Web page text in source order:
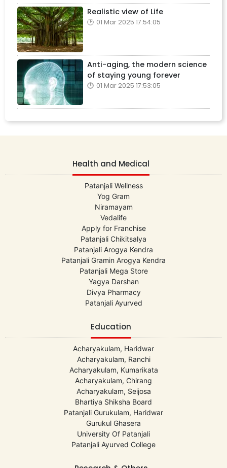
Realistic view of Life
01 Mar 2025 17:54:05
Anti-aging, the modern science
of staying young forever
01 Mar 2025 17:53:05
Health and Medical
Patanjali Wellness
Yog Gram
Niramayam
Vedalife
Apply for Franchise
Patanjali Chikitsalya
Patanjali Arogya Kendra
Patanjali Gramin Arogya Kendra
Patanjali Mega Store
Yagya Darshan
Divya Pharmacy
Patanjali Ayurved
Education
Acharyakulam, Haridwar
Acharyakulam, Ranchi
Acharyakulam, Kumarikata
Acharyakulam, Chirang
Acharyakulam, Seijosa
Bhartiya Shiksha Board
Patanjali Gurukulam, Haridwar
Gurukul Ghasera
University Of Patanjali
Patanjali Ayurved College